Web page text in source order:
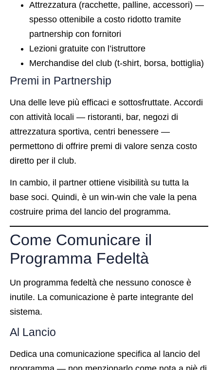
Attrezzatura (racchette, palline, accessori) —
spesso ottenibile a costo ridotto tramite
partnership con fornitori
Lezioni gratuite con l’istruttore
Merchandise del club (t-shirt, borsa, bottiglia)
Premi in Partnership
Una delle leve più efficaci e sottosfruttate. Accordi
con attività locali — ristoranti, bar, negozi di
attrezzatura sportiva, centri benessere —
permettono di offrire premi di valore senza costo
diretto per il club.
In cambio, il partner ottiene visibilità su tutta la
base soci. Quindi, è un win-win che vale la pena
costruire prima del lancio del programma.
Come Comunicare il
Programma Fedeltà
Un programma fedeltà che nessuno conosce è
inutile. La comunicazione è parte integrante del
sistema.
Al Lancio
Dedica una comunicazione specifica al lancio del